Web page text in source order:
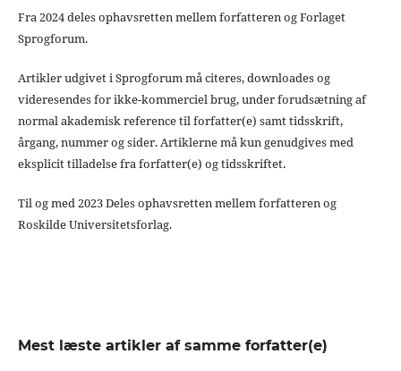
Fra 2024 deles ophavsretten mellem forfatteren og Forlaget
Sprogforum.
Artikler udgivet i Sprogforum må citeres, downloades og
videresendes for ikke-kommerciel brug, under forudsætning af
normal akademisk reference til forfatter(e) samt tidsskrift,
årgang, nummer og sider. Artiklerne må kun genudgives med
eksplicit tilladelse fra forfatter(e) og tidsskriftet.
Til og med 2023 Deles ophavsretten mellem forfatteren og
Roskilde Universitetsforlag.
Mest læste artikler af samme forfatter(e)